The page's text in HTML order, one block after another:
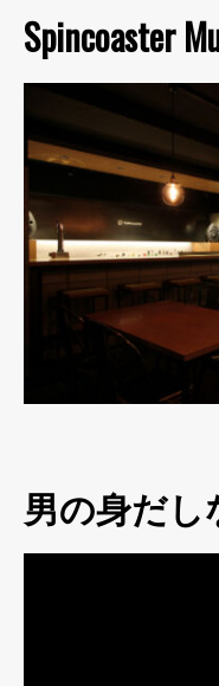
Spincoaster
男の身だし